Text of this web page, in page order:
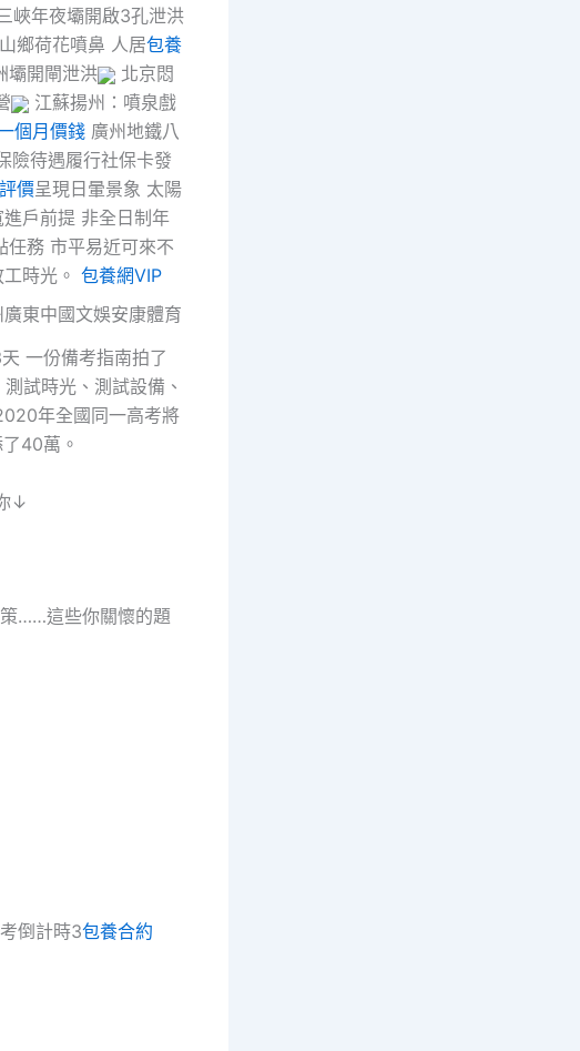
峽年夜壩開啟3孔泄洪
鄉荷花噴鼻 人居包養
壩開閘泄洪
北京悶
江蘇揚州：噴泉戲
個月價錢 廣州地鐵八
待遇履行社保卡發
價呈現日暈景象 太陽
戶前提 非全日制年
務 市平易近可來不
時光。 包養網VIP
東中國文娛安康體育
一份備考指南拍了
試時光、測試設備、
年全國同一高考將
40萬。
↓
……這些你關懷的題
倒計時3包養合約